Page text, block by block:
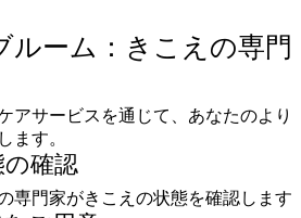
ルーム：きこえの専門
アサービスを通じて、あなたのより
ます。
確認
専門家がきこえの状態を確認します